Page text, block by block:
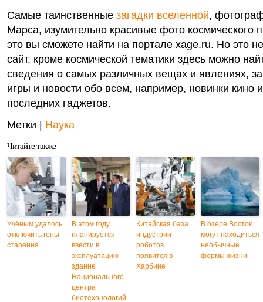
Самые таинственные загадки вселенной,
Марса, изумительно красивые фото космического
это вы сможете найти на портале xage.ru. Но это
сайт, кроме космической тематики здесь можно
сведения о самых различных вещах и явлениях,
игры и новости обо всем, например, новинки кино
последних гаджетов.
Метки | Наука
Читайте также
Учёным удалось
отключить гены
старения
В этом году
планируется
ввести в
эксплуатацию
здание
Национального
центра
биотехонологий
Китайская база
индустрии
роботов
появится в
Харбине
В озере Восток
могут находиться
необычные
формы жизни